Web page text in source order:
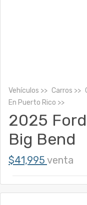
Vehículos Carros
En Puerto Rico
2025
Big Bend
$41,995 venta